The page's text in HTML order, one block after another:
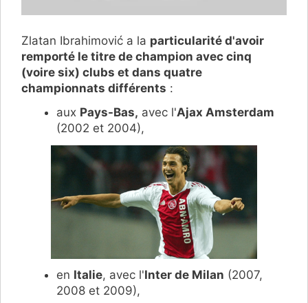
Zlatan Ibrahimović a la particularité d'avoir
remporté le titre de champion avec cinq
(voire six) clubs et dans quatre
championnats différents :
aux Pays-Bas, avec l'Ajax Amsterdam
(2002 et 2004),
en Italie, avec l'Inter de Milan (2007,
2008 et 2009),